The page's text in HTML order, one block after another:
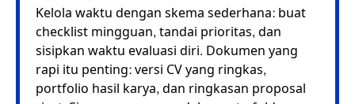
Kelola waktu dengan skema sederhana: buat
checklist mingguan, tandai prioritas, dan
sisipkan waktu evaluasi diri. Dokumen yang
rapi itu penting: versi CV yang ringkas,
portfolio hasil karya, dan ringkasan proposal